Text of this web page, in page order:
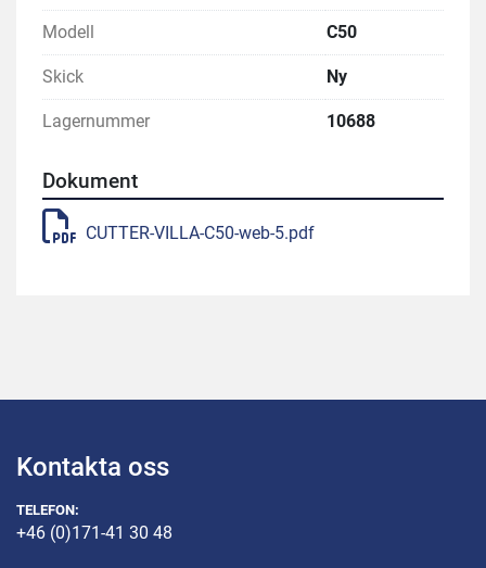
Modell C50
Skick Ny
Lagernummer 10688
Dokument
CUTTER-VILLA-C50-web-5.pdf
Kontakta oss
TELEFON:
+46 (0)171-41 30 48